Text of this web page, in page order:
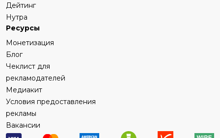
Дейтинг
Нутра
Ресурсы
Монетизация
Блог
Чеклист для
рекламодателей
Медиакит
Условия предоставления
рекламы
Вакансии